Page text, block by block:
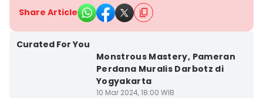
Share Article
Curated For You
Monstrous Mastery, Pameran
Perdana Muralis Darbotz di
Yogyakarta
10 Mar 2024, 18:00 WIB